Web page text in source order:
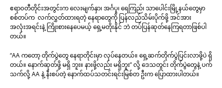
ဧရာ၀တီတိုင်းအတွင်းက လေးမျက်နှာ၊ အင်္ဂပူ၊ ရေကြည်၊ သာပေါင်းမြို့နယ်တွေမှာ
စစ်တပ်က လက်လွှတ်ထားရတဲ့ နေရာတွေကို ပြန်လည်သိမ်းပိုက်ဖို့ အင်အား
အလုံးအရင်းနဲ့ ကြိုးစားနေပေမယ့် ရှေ့မတိုးနိုင် ဘဲ တပ်ပြန်ဆုတ်နေကြရတာဖြစ်ပါ
တယ်။
“AA ကတော့ တိုက်ပွဲတွေ နေရာတိုင်းမှာ လုပ်နေတယ်။ ရှေ့ဆက်တိုက်ပွဲပြင်းလာဖို့ပဲ ရှိ
တယ်။ နောက်ဆုတ်ဖို့ မရှိ ဘူး။ နားဖို့လည်း မရှိဘူး” လို့ ဒေသတွင်း တိုက်ပွဲတွေနဲ့ ပက်
သက်လို့ AA နဲ့ နီးစပ်တဲ့ နောက်ထပ်သတင်းရင်းမြစ်တ ဦးက ပြောထားပါတယ်။